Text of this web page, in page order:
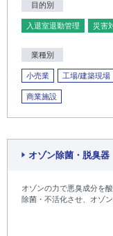
目的別
入退室退勤管理 災害
業種別
小売業 工場/建築現場
商業施設
オゾン除菌・脱臭器
オゾンの力で悪臭成分を
除菌・不活化させ、オゾ